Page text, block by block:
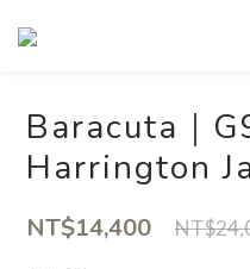
Baracuta｜
Harrington
NT$14,400